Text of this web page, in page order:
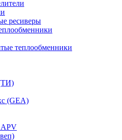
ресиверы
теплообменники
(GEA)
APV